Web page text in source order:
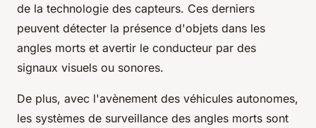
de la technologie des capteurs. Ces derniers
peuvent détecter la présence d'objets dans les
angles morts et avertir le conducteur par des
signaux visuels ou sonores.
De plus, avec l'avènement des véhicules autonomes,
les systèmes de surveillance des angles morts sont